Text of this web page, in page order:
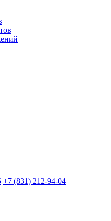
+7 (831) 212-94-04